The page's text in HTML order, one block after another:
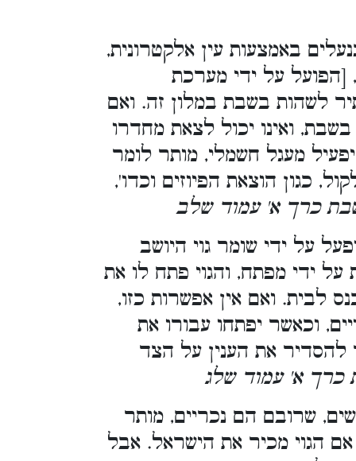
באמצעות עין אלקטרונית,
[הפועל על ידי מערכת
לשהות בשבת במלון זה. ואם
ואינו יכול לצאת מחדרו
מעגל חשמלי, מותר לומר
כגון הוצאת הפיוזים וכדו',
כרך א' עמוד שלב
על ידי שומר גוי היושב
ידי מפתח, והגוי פתח לו את
לבית. ואם אין אפשרות כזו,
וכאשר יפתחו עבורו את
להסדיר את הענין על הצד
כרך א' עמוד שלג
שרובם הם נכריים, מותר
הגוי מכיר את הישראל. אבל